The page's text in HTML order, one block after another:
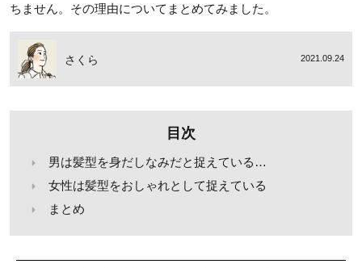
ちません。その理由についてまとめてみました。
さくら 2021.09.24
目次
男は髪型を身だしなみだと捉えている…
女性は髪型をおしゃれとして捉えている
まとめ